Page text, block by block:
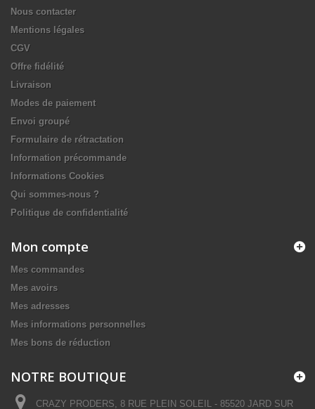
Nous contacter
Mentions légales
CGV
Offre fidélité
Livraison
Modes de paiement
Envoi groupé
Formulaire de rétractation
Information précommande
Informations Cookies
Qui sommes-nous ?
Politique de confidentialité
Mon compte
Mes commandes
Mes avoirs
Mes adresses
Mes informations personnelles
Mes bons de réduction
NOTRE BOUTIQUE
CRAZY PRODERS, 8 RUE PLEIN SOLEIL - 85520 JARD SUR